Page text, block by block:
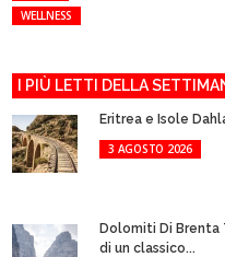
WELLNESS
I PIÙ LETTI DELLA
Eritrea e Isole
3 AGOSTO 2026
Dolomiti Di Brenta
di un classico...